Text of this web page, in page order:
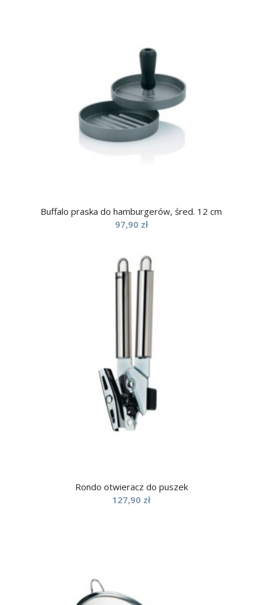
Buffalo praska do hamburgerów, śred. 12 cm
97,90 zł
Rondo otwieracz do puszek
127,90 zł